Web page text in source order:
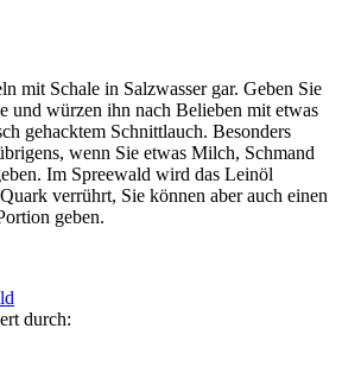
mit Schale in Salzwasser gar. Geben Sie
und würzen ihn nach Belieben mit etwas
gehacktem Schnittlauch. Besonders
wenn Sie etwas Milch, Schmand
Im Spreewald wird das Leinöl
verrührt, Sie können aber auch einen
geben.
durch: